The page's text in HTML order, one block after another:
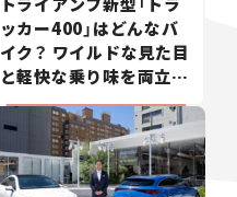
ッカー400」はどんなバ
イク？ ワイルドな見た目
と軽快な乗り味を両立し
た400ccフラットトラッ
カー【試乗レビュー】